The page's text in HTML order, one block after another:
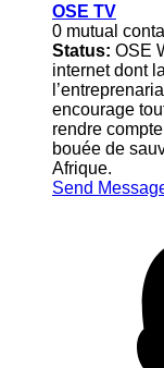
OSE TV
0 mutual
Status: OSE
internet dont
encourage
rendre
bouée de
Afrique.
Send